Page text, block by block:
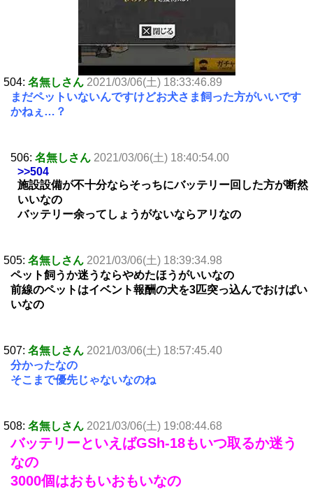
504: 名無しさん 2021/03/06(土) 18:33:46.89
まだペットいないんですけどお犬さま飼った方がいいです
かねぇ…？
506: 名無しさん 2021/03/06(土) 18:40:54.00
>>504
施設設備が不十分ならそっちにバッテリー回した方が断然
いいなの
バッテリー余ってしょうがないならアリなの
505: 名無しさん 2021/03/06(土) 18:39:34.98
ペット飼うか迷うならやめたほうがいいなの
前線のペットはイベント報酬の犬を3匹突っ込んでおけばい
いなの
507: 名無しさん 2021/03/06(土) 18:57:45.40
分かったなの
そこまで優先じゃないなのね
508: 名無しさん 2021/03/06(土) 19:08:44.68
バッテリーといえばGSh-18もいつ取るか迷う
なの
3000個はおもいおもいなの